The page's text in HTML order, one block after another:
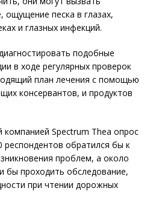
ощущение песка в глазах,
и глазных инфекций.
подобные
в ходе регулярных проверок
план лечения с помощью
консервантов, и продуктов
компанией Spectrum Thea опрос
респондентов обратился бы к
проблем, а около
бы проходить обследование,
при чтении дорожных